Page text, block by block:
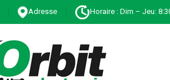
Adresse Horaire : Dim – Jeu: